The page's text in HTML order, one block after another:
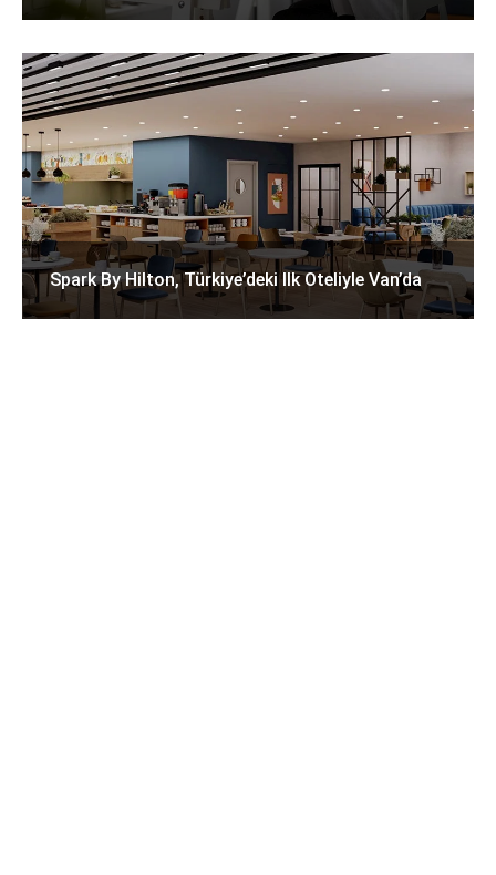
Spark By Hilton, Türkiye’deki Ilk Oteliyle Van’da